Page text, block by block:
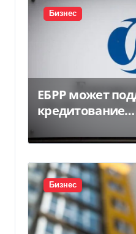
Бизнес
ЕБРР может
кредитование
300 млн евро —
Бизнес